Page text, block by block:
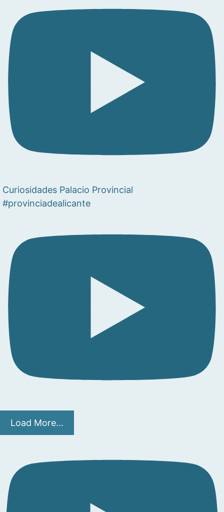
Curiosidades Palacio Provincial
#provinciadealicante
Load More...